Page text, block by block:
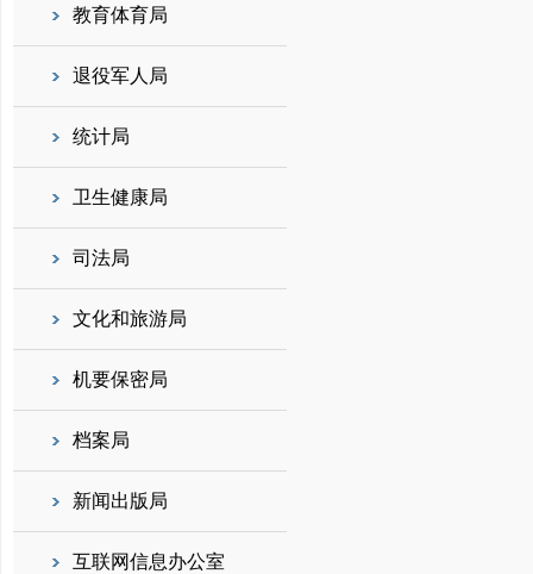
教育体育局
退役军人局
统计局
卫生健康局
司法局
文化和旅游局
机要保密局
档案局
新闻出版局
互联网信息办公室